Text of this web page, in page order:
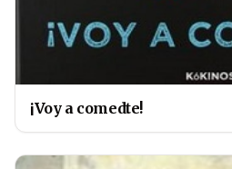
¡Voy a comedte!